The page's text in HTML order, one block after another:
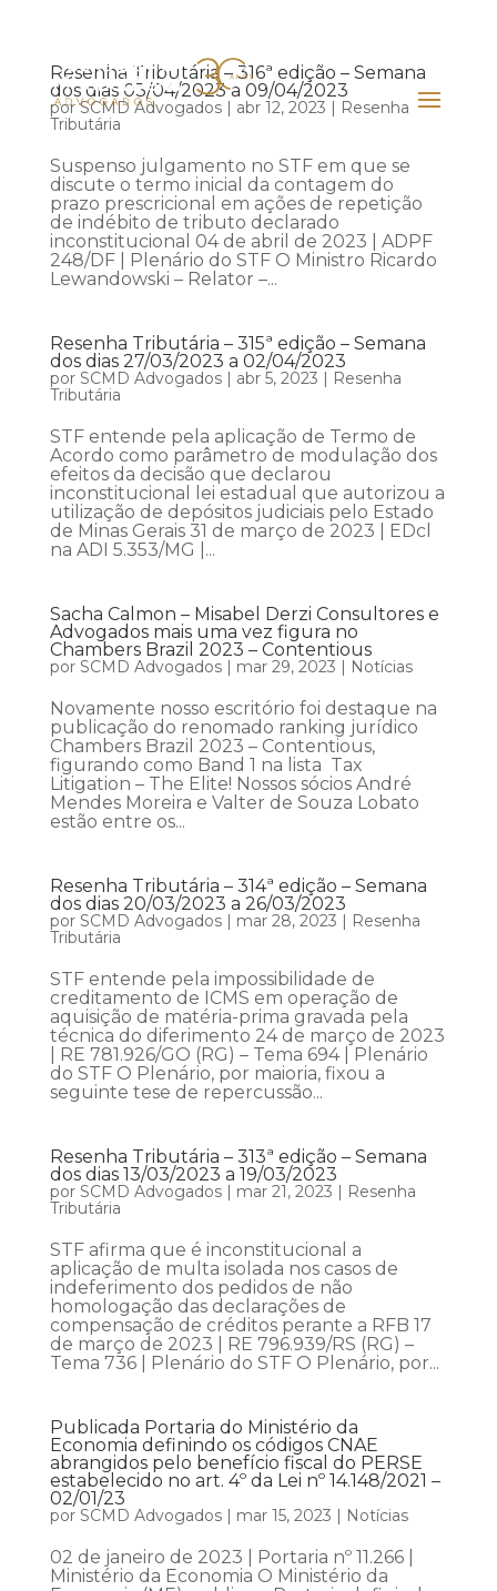
Resenha Tributária – 316ª edição – Semana
dos dias 03/04/2023 a 09/04/2023
porSCMD Advogados| abr 12, 2023 | Resenha
Tributária
Suspenso julgamento no STF em que se
discute o termo inicial da contagem do
prazo prescricional em ações de repetição
de indébito de tributo declarado
inconstitucional 04 de abril de 2023 | ADPF
248/DF | Plenário do STF O Ministro Ricardo
Lewandowski – Relator –...
Resenha Tributária – 315ª edição – Semana
dos dias 27/03/2023 a 02/04/2023
por SCMD Advogados| abr 5, 2023 | Resenha
Tributária
STF entende pela aplicação de Termo de
Acordo como parâmetro de modulação dos
efeitos da decisão que declarou
inconstitucional lei estadual que autorizou a
utilização de depósitos judiciais pelo Estado
de Minas Gerais 31 de março de 2023 | EDcl
na ADI 5.353/MG |...
Sacha Calmon – Misabel Derzi Consultores e
Advogados mais uma vez figura no
Chambers Brazil 2023 – Contentious
por SCMD Advogados| mar 29, 2023 | Notícias
Novamente nosso escritório foi destaque na
publicação do renomado ranking jurídico
Chambers Brazil 2023 – Contentious,
figurando como Band 1 na lista Tax
Litigation – The Elite! Nossos sócios André
Mendes Moreira e Valter de Souza Lobato
estão entre os...
Resenha Tributária – 314ª edição – Semana
dos dias 20/03/2023 a 26/03/2023
por SCMD Advogados| mar 28, 2023 | Resenha
Tributária
STF entende pela impossibilidade de
creditamento de ICMS em operação de
aquisição de matéria-prima gravada pela
técnica do diferimento 24 de março de 2023
| RE 781.926/GO (RG) – Tema 694 | Plenário
do STF O Plenário, por maioria, fixou a
seguinte tese de repercussão...
Resenha Tributária – 313ª edição – Semana
dos dias 13/03/2023 a 19/03/2023
por SCMD Advogados| mar 21, 2023 | Resenha
Tributária
STF afirma que é inconstitucional a
aplicação de multa isolada nos casos de
indeferimento dos pedidos de não
homologação das declarações de
compensação de créditos perante a RFB 17
de março de 2023 | RE 796.939/RS (RG) –
Tema 736 | Plenário do STF O Plenário, por...
Publicada Portaria do Ministério da
Economia definindo os códigos CNAE
abrangidos pelo benefício fiscal do PERSE
estabelecido no art. 4º da Lei nº 14.148/2021 –
02/01/23
por SCMD Advogados| mar 15, 2023 | Notícias
02 de janeiro de 2023 | Portaria nº 11.266 |
Ministério da Economia O Ministério da